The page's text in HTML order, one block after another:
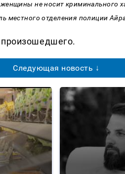
не носит криминального
местного отделения полиции
произошедшего.
Следующая новость ↓